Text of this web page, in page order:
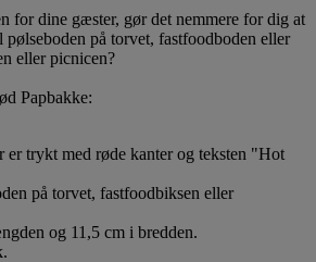
for dine gæster, gør det nemmere for dig at
pølseboden på torvet, fastfoodboden eller
eller picnicen?
Papbakke:
er trykt med røde kanter og teksten "Hot
på torvet, fastfoodbiksen eller
og 11,5 cm i bredden.